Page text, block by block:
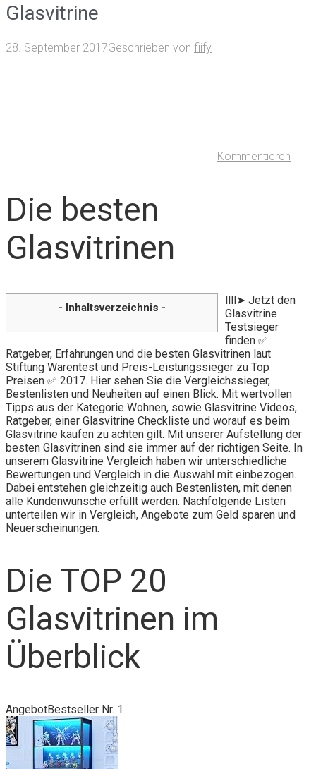
Glasvitrine
28. September 2017Geschrieben von fiify
Kommentieren
Die besten
Glasvitrinen
- Inhaltsverzeichnis -
llll➤ Jetzt den
Glasvitrine
Testsieger
finden ✅
Ratgeber, Erfahrungen und die besten Glasvitrinen laut
Stiftung Warentest und Preis-Leistungssieger zu Top
Preisen ✅ 2017. Hier sehen Sie die Vergleichssieger,
Bestenlisten und Neuheiten auf einen Blick. Mit wertvollen
Tipps aus der Kategorie Wohnen, sowie Glasvitrine Videos,
Ratgeber, einer Glasvitrine Checkliste und worauf es beim
Glasvitrine kaufen zu achten gilt. Mit unserer Aufstellung der
besten Glasvitrinen sind sie immer auf der richtigen Seite. In
unserem Glasvitrine Vergleich haben wir unterschiedliche
Bewertungen und Vergleich in die Auswahl mit einbezogen.
Dabei entstehen gleichzeitig auch Bestenlisten, mit denen
alle Kundenwünsche erfüllt werden. Nachfolgende Listen
unterteilen wir in Vergleich, Angebote zum Geld sparen und
Neuerscheinungen.
Die TOP 20
Glasvitrinen im
Überblick
AngebotBestseller Nr. 1